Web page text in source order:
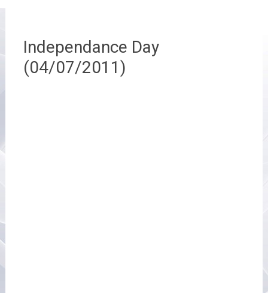
Independance Day
(04/07/2011)